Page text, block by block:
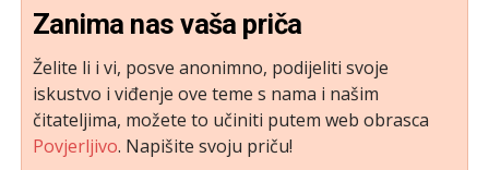
Zanima nas vaša priča
Želite li i vi, posve anonimno, podijeliti svoje
iskustvo i viđenje ove teme s nama i našim
čitateljima, možete to učiniti putem web obrasca
Povjerljivo. Napišite svoju priču!